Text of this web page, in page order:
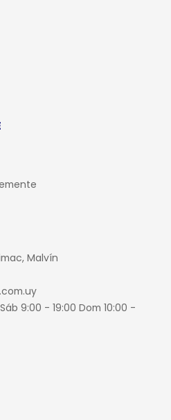
Malvín
9:00 - 19:00 Dom 10:00 -